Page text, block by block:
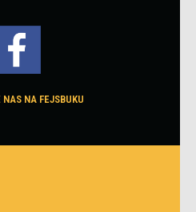
NA FEJSBUKU